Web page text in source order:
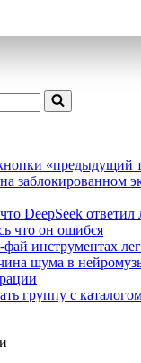
«предыдущий
заблокированном
DeepSeek
что он ошибся
инструментах
шума в
группу с